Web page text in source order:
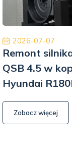
2026-07-07
Remont
QSB 4.5 w
Hyundai
Zobacz więcej